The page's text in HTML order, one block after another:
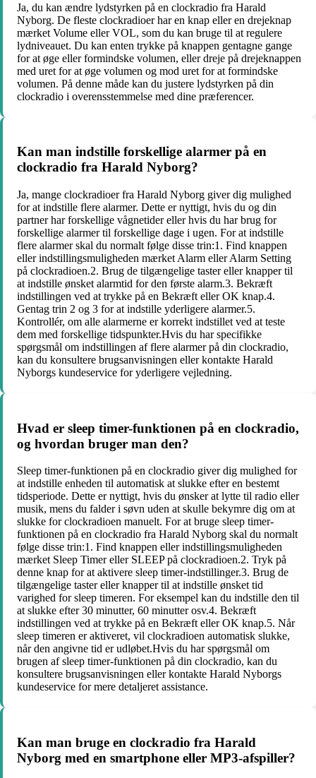
Ja, du kan ændre lydstyrken på en clockradio fra Harald
Nyborg. De fleste clockradioer har en knap eller en drejeknap
mærket Volume eller VOL, som du kan bruge til at regulere
lydniveauet. Du kan enten trykke på knappen gentagne gange
for at øge eller formindske volumen, eller dreje på drejeknappen
med uret for at øge volumen og mod uret for at formindske
volumen. På denne måde kan du justere lydstyrken på din
clockradio i overensstemmelse med dine præferencer.
Kan man indstille forskellige alarmer på en
clockradio fra Harald Nyborg?
Ja, mange clockradioer fra Harald Nyborg giver dig mulighed
for at indstille flere alarmer. Dette er nyttigt, hvis du og din
partner har forskellige vågnetider eller hvis du har brug for
forskellige alarmer til forskellige dage i ugen. For at indstille
flere alarmer skal du normalt følge disse trin:1. Find knappen
eller indstillingsmuligheden mærket Alarm eller Alarm Setting
på clockradioen.2. Brug de tilgængelige taster eller knapper til
at indstille ønsket alarmtid for den første alarm.3. Bekræft
indstillingen ved at trykke på en Bekræft eller OK knap.4.
Gentag trin 2 og 3 for at indstille yderligere alarmer.5.
Kontrollér, om alle alarmerne er korrekt indstillet ved at teste
dem med forskellige tidspunkter.Hvis du har specifikke
spørgsmål om indstillingen af flere alarmer på din clockradio,
kan du konsultere brugsanvisningen eller kontakte Harald
Nyborgs kundeservice for yderligere vejledning.
Hvad er sleep timer-funktionen på en clockradio,
og hvordan bruger man den?
Sleep timer-funktionen på en clockradio giver dig mulighed for
at indstille enheden til automatisk at slukke efter en bestemt
tidsperiode. Dette er nyttigt, hvis du ønsker at lytte til radio eller
musik, mens du falder i søvn uden at skulle bekymre dig om at
slukke for clockradioen manuelt. For at bruge sleep timer-
funktionen på en clockradio fra Harald Nyborg skal du normalt
følge disse trin:1. Find knappen eller indstillingsmuligheden
mærket Sleep Timer eller SLEEP på clockradioen.2. Tryk på
denne knap for at aktivere sleep timer-indstillinger.3. Brug de
tilgængelige taster eller knapper til at indstille ønsket tid
varighed for sleep timeren. For eksempel kan du indstille den til
at slukke efter 30 minutter, 60 minutter osv.4. Bekræft
indstillingen ved at trykke på en Bekræft eller OK knap.5. Når
sleep timeren er aktiveret, vil clockradioen automatisk slukke,
når den angivne tid er udløbet.Hvis du har spørgsmål om
brugen af sleep timer-funktionen på din clockradio, kan du
konsultere brugsanvisningen eller kontakte Harald Nyborgs
kundeservice for mere detaljeret assistance.
Kan man bruge en clockradio fra Harald
Nyborg med en smartphone eller MP3-afspiller?